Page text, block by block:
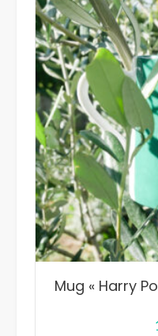
Mug « Harry